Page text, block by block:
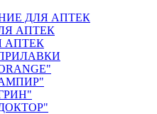
ДЛЯ АПТЕК
АПТЕК
АПТЕК